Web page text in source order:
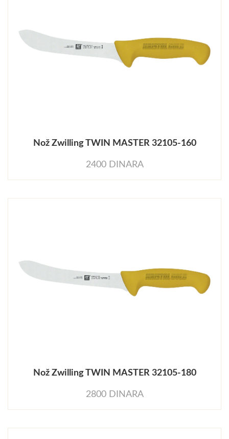
Nož Zwilling TWIN MASTER 32105-160
2400 DINARA
Nož Zwilling TWIN MASTER 32105-180
2800 DINARA